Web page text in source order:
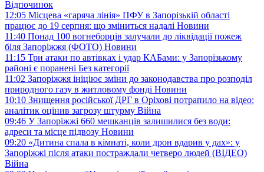
Відпочинок
12:05 Місцева «гаряча лінія» ПФУ в Запорізькій області
працює до 19 серпня: що зміниться надалі Новини
11:40 Понад 100 вогнеборців залучали до ліквідації пожеж
біля Запоріжжя (ФОТО) Новини
11:15 Три атаки по автівках і удар КАБами: у Запорізькому
районі є поранені Без категорії
11:02 Запоріжжя ініціює зміни до законодавства про розподіл
природного газу в житловому фонді Новини
10:10 Знищення російської ДРГ в Оріхові потрапило на відео:
аналітик оцінив загрозу штурму Війна
09:46 У Запоріжжі 660 мешканців залишилися без води:
адреси та місце підвозу Новини
09:20 «Дитина спала в кімнаті, коли дрон вдарив у дах»: у
Запоріжжі після атаки постраждали четверо людей (ВІДЕО)
Війна